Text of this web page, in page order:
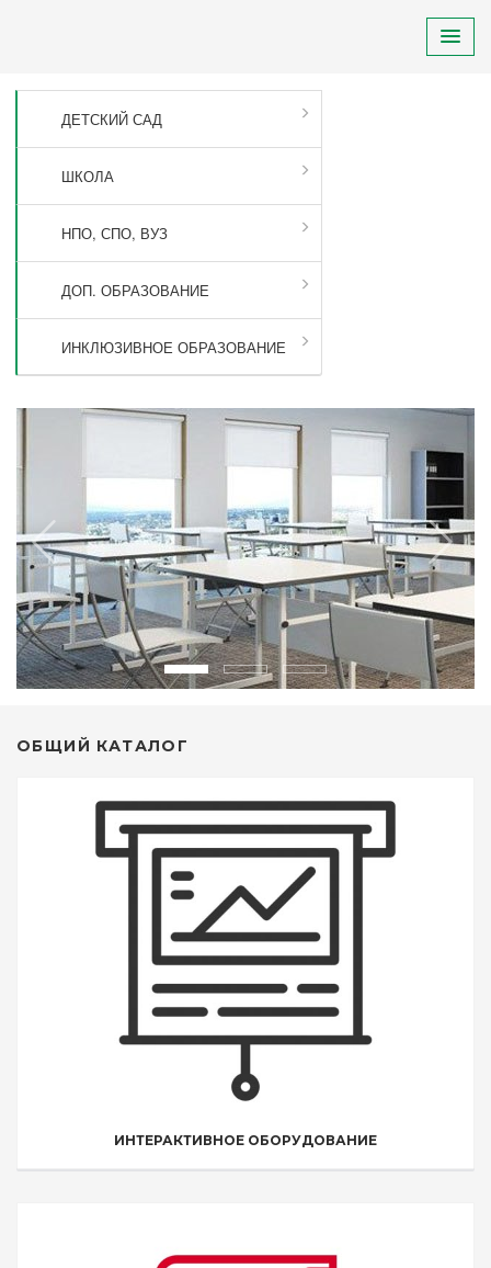
ДЕТСКИЙ САД
ШКОЛА
НПО, СПО, ВУЗ
ДОП. ОБРАЗОВАНИЕ
ИНКЛЮЗИВНОЕ ОБРАЗОВАНИЕ
ОБЩИЙ КАТАЛОГ
ИНТЕРАКТИВНОЕ ОБОРУДОВАНИЕ